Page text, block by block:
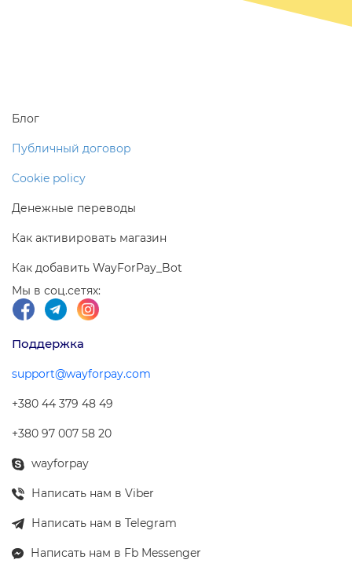
Блог
Публичный договор
Cookie policy
Денежные переводы
Как активировать магазин
Как добавить WayForPay_Bot
Мы в соц.сетях:
Поддержка
support@wayforpay.com
+380 44 379 48 49
+380 97 007 58 20
wayforpay
Написать нам в Viber
Написать нам в Telegram
Написать нам в Fb Messenger